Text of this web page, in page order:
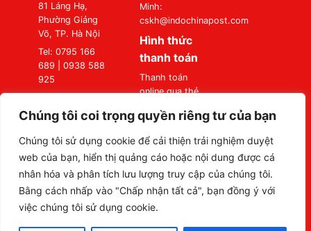
Chúng tôi coi trọng quyền riêng tư của bạn
Chúng tôi sử dụng cookie để cải thiện trải nghiệm duyệt
web của bạn, hiển thị quảng cáo hoặc nội dung được cá
nhân hóa và phân tích lưu lượng truy cập của chúng tôi.
Bằng cách nhấp vào "Chấp nhận tất cả", bạn đồng ý với
việc chúng tôi sử dụng cookie.
81 Láng Hạ,
Phường Giảng
Võ, TP. Hà Nội
Tel: 0795 166
689 | 0938 588
925
Gòn: Số 87
Đường A4
(K300), Phường
Bảy Hiền, TP. Hồ
Tel: 0795 166
689 | 0938 588
925
Minh:
cskh@indochinapost.com
Hình thức
thanh toán
Thanh toán
online qua thẻ
Thanh toán tại
Văn Phòng